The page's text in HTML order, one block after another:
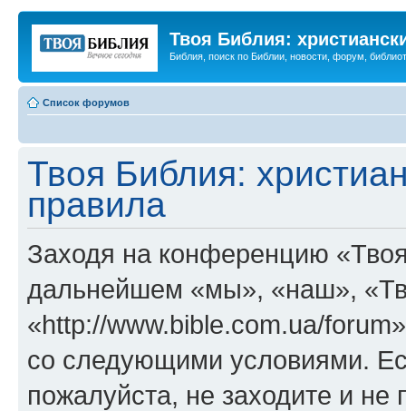
Твоя Библия:
Библия, поиск по Библии, новости, форум,
Список форумов
Твоя Библия:
правила
Заходя на конференцию
дальнейшем «мы», «наш»,
«http://www.bible.com.ua/
со следующими условиями.
пожалуйста, не заходите и